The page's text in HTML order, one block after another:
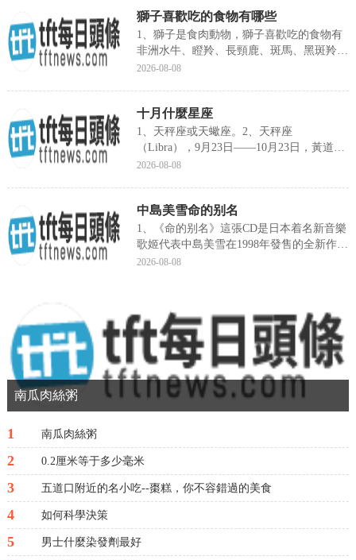
古人認為人和自然是一種和諧相依的關系，
而風水學僞硯的就是中國古人對于天人合一
境界的一種追求。而用現在的話來說，風水
學就是一種研究環境與宇宙規律的哲學。當
獅子喜歡吃的食物有哪些
1、獅子是食肉動物，獅子喜歡吃的食物有
非洲水牛、瞪羚、長頸鹿、斑馬、黑斑羚、
野豬、袋鼠、綿羊、鴕鳥、...
2026-08-08
十月什麼星座
1、天秤座或天蠍座。2、天秤座
（Libra），9月23日——10月23日，黃道十
三星座第七，在室女座...
2026-08-08
中島美雪命的别名
1、《命的别名》這張CD是日本着名新音樂
歌姬代表中島美雪在1998年發售的全新作
品。也是她音樂曆史上...
2026-08-08
南瓜肉絲粥
1 南瓜肉絲粥
2 0.2厘米等于多少毫米
3 五道口附近的名小吃--棗糕，你不容錯過的美食
4 如何科學決策
5 男士什麼染發劑最好